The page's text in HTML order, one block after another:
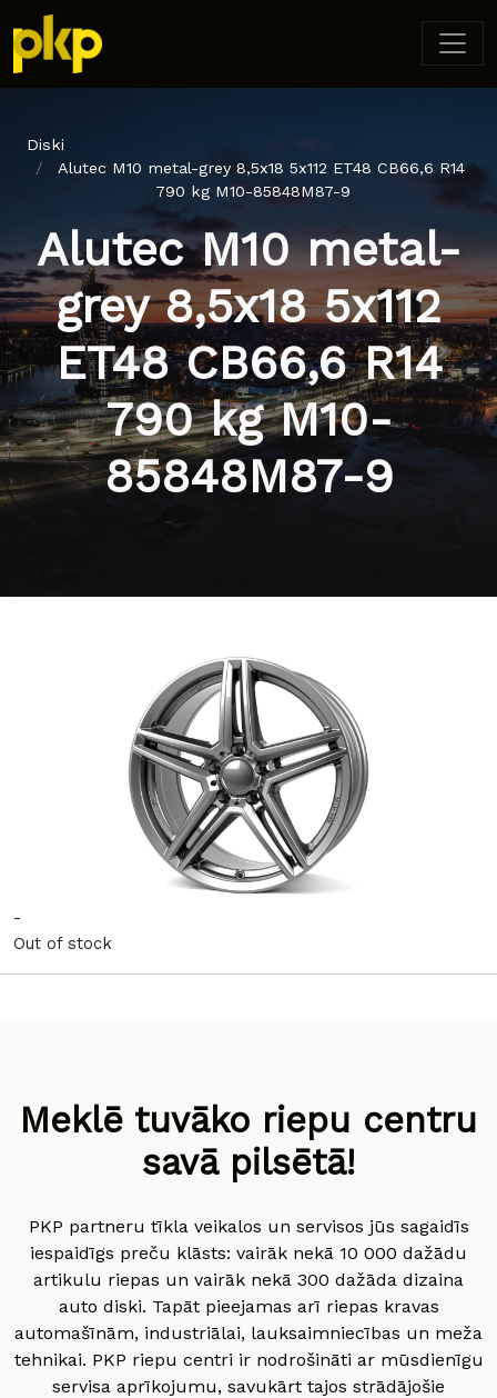
Diski
Alutec M10 metal-grey 8,5x18 5x112 ET48 CB66,6 R14
790 kg M10-85848M87-9
Alutec M10 metal-
grey 8,5x18 5x112
ET48 CB66,6 R14
790 kg M10-
85848M87-9
-
Out of stock
Meklē tuvāko riepu centru
savā pilsētā!
PKP partneru tīkla veikalos un servisos jūs sagaidīs
iespaidīgs preču klāsts: vairāk nekā 10 000 dažādu
artikulu riepas un vairāk nekā 300 dažāda dizaina
auto diski. Tapāt pieejamas arī riepas kravas
automašīnām, industriālai, lauksaimniecības un meža
tehnikai. PKP riepu centri ir nodrošināti ar mūsdienīgu
servisa aprīkojumu, savukārt tajos strādājošie